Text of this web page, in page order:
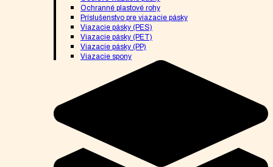
Ochranné plastové rohy
Príslušenstvo pre viazacie pásky
Viazacie pásky (PES)
Viazacie pásky (PET)
Viazacie pásky (PP)
Viazacie spony